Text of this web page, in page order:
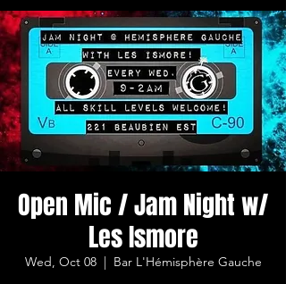
Open Mic / Jam Night w/
Les Ismore
Wed, Oct 08
  |
Bar L'Hémisphère Gauche